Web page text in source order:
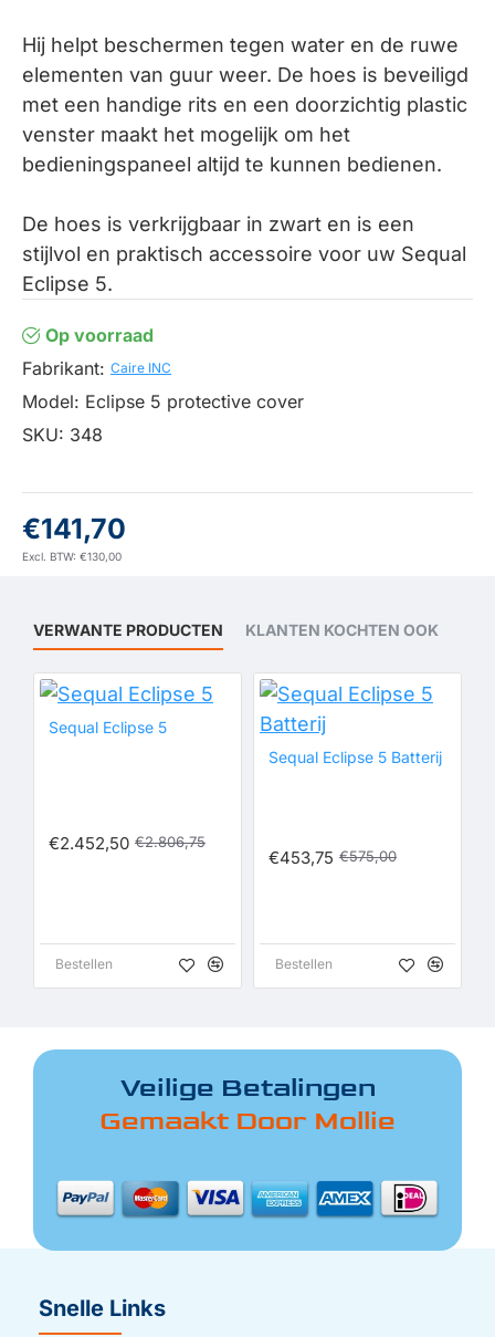
Hij helpt beschermen tegen water en de ruwe
elementen van guur weer. De hoes is beveiligd
met een handige rits en een doorzichtig plastic
venster maakt het mogelijk om het
bedieningspaneel altijd te kunnen bedienen.
De hoes is verkrijgbaar in zwart en is een
stijlvol en praktisch accessoire voor uw Sequal
Eclipse 5.
Op voorraad
Fabrikant: Caire INC
Model: Eclipse 5 protective cover
SKU: 348
€141,70
Excl. BTW: €130,00
VERWANTE PRODUCTEN KLANTEN KOCHTEN OOK
OP VOORRAAD
Sequal Eclipse 5
€2.452,50 €2.806,75
Bestellen
SALE
Sequal Eclipse 5 Batterij
€453,75 €575,00
Bestellen
Veilige Betalingen
Gemaakt Door Mollie
Snelle Links